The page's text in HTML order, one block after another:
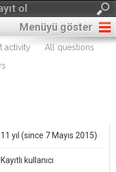
ol
Menüyü göster
activity
All questions
11 yıl (since 7 Mayıs 2015)
Kayıtlı kullanıcı